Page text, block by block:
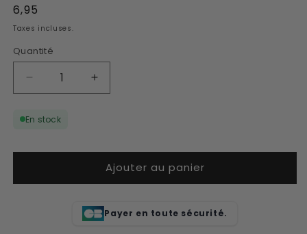
Prix
habituel
6,95
Taxes incluses.
Quantité
Réduire
la
de
de
temporaire
Augmenter
la
de
tatouage
temporaire
En stock
Ajouter au panier
Payer en toute sécurité.